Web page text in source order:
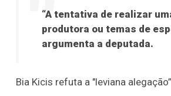
“A tentativa de realizar
produtora ou temas de
argumenta a deputada.
Bia Kicis refuta a "leviana